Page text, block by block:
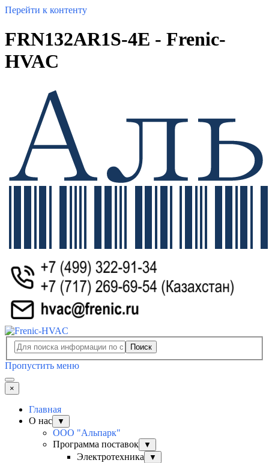
Перейти к контенту
FRN132AR1S-4E - Frenic-
HVAC
Поиск
Пропустить меню
×
Главная
О нас
▼
ООО "Альпарк"
Программа поставок
▼
Электротехника ▼